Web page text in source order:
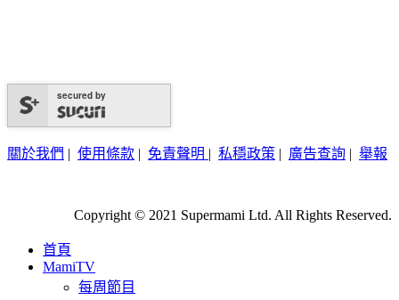
secured by
關於我們 | 使用條款 | 免責聲明 | 私穩政策 | 廣告查詢 | 舉報
Copyright © 2021 Supermami Ltd. All Rights Reserved.
首頁
MamiTV
每周節目